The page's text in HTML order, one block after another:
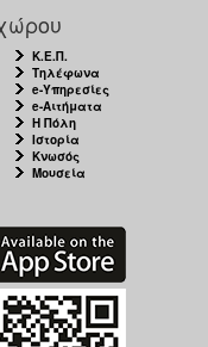
Κ.Ε.Π.
Τηλέφωνα
e-Υπηρεσίες
e-Αιτήματα
Η Πόλη
Ιστορία
Κνωσός
Μουσεία